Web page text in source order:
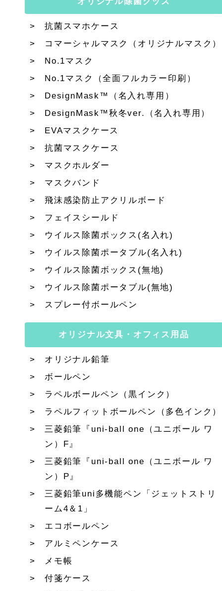
抗菌スマホケース
コマーシャルマスク（オリジナルマスク）
No.1マスク
No.1マスク（全面フルカラー印刷）
DesignMask™（名入れ専用）
DesignMask™秋冬ver.（名入れ専用）
EVAマスクケース
抗菌マスクケース
マスクホルダー
マスクバンド
飛沫感染防止アクリルボード
フェイスシールド
ウイルス除菌ボックス(名入れ)
ウイルス除菌ポータブル(名入れ)
ウイルス除菌ボックス(無地)
ウイルス除菌ポータブル(無地)
スプレー付ボールペン
オリジナル文具・オフィス用品
オリジナル鉛筆
ボールペン
ラペルボールペン（黒インク）
ラペルフィットボールペン（多色インク）
三菱鉛筆『uni-ball one（ユニボール ワ
ン）F』
三菱鉛筆『uni-ball one（ユニボール ワ
ン）P』
三菱鉛筆uni多機能ペン「ジェットストリ
ーム4＆1」
エコボールペン
アルミペンケース
メモ帳
付箋ケース